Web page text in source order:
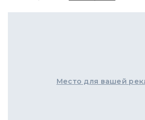
Место для вашей